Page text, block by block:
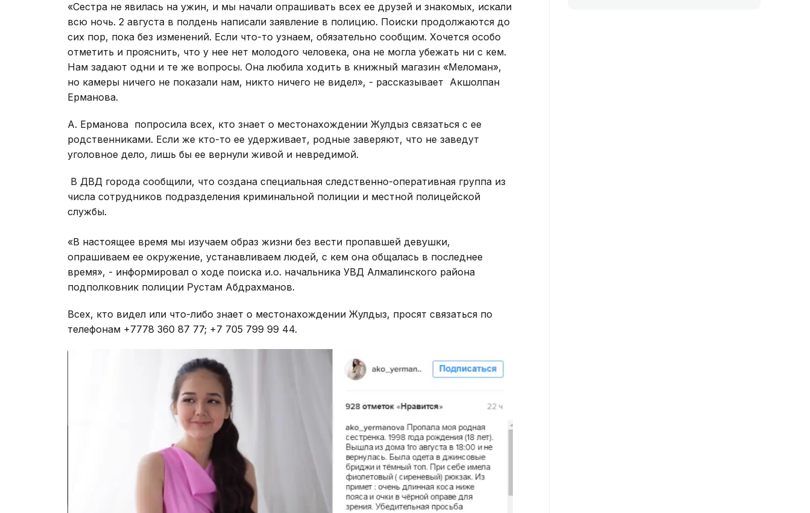
«Сестра не явилась на ужин, и мы начали опрашивать всех ее друзей и знакомых, искали
всю ночь. 2 августа в полдень написали заявление в полицию. Поиски продолжаются до
сих пор, пока без изменений. Если что-то узнаем, обязательно сообщим. Хочется особо
отметить и прояснить, что у нее нет молодого человека, она не могла убежать ни с кем.
Нам задают одни и те же вопросы. Она любила ходить в книжный магазин «Меломан»,
но камеры ничего не показали нам, никто ничего не видел», - рассказывает Акшолпан
Ерманова.
А. Ерманова попросила всех, кто знает о местонахождении Жулдыз связаться с ее
родственниками. Если же кто-то ее удерживает, родные заверяют, что не заведут
уголовное дело, лишь бы ее вернули живой и невредимой.
В ДВД города сообщили, что создана специальная следственно-оперативная группа из
числа сотрудников подразделения криминальной полиции и местной полицейской
службы.
«В настоящее время мы изучаем образ жизни без вести пропавшей девушки,
опрашиваем ее окружение, устанавливаем людей, с кем она общалась в последнее
время», - информировал о ходе поиска и.о. начальника УВД Алмалинского района
подполковник полиции Рустам Абдрахманов.
Всех, кто видел или что-либо знает о местонахождении Жулдыз, просят связаться по
телефонам +7778 360 87 77; +7 705 799 99 44.